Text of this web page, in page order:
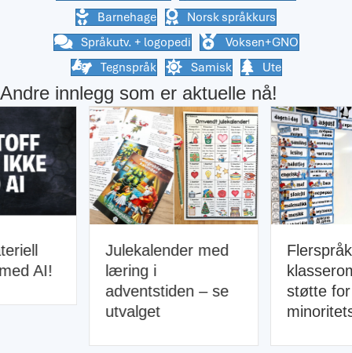
Barnehage
Norsk språkkurs
Språkutv. + logopedi
Voksen+GNO
Tegnspråk
Samisk Ute
Andre innlegg som er aktuelle nå!
Julekalender med
læring i
adventstiden – se
Flerspråklig
klasseromsdekor,
støtte for
minoritetsspråk